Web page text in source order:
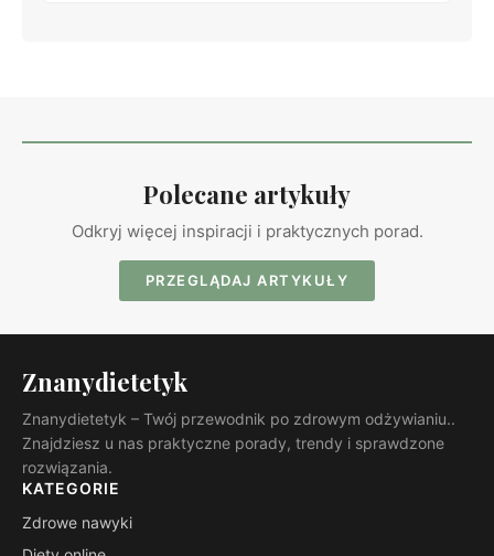
Polecane artykuły
Odkryj więcej inspiracji i praktycznych porad.
PRZEGLĄDAJ ARTYKUŁY
Znanydietetyk
Znanydietetyk – Twój przewodnik po zdrowym odżywianiu..
Znajdziesz u nas praktyczne porady, trendy i sprawdzone
rozwiązania.
KATEGORIE
Zdrowe nawyki